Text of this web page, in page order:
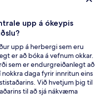
upp á ókeypis
upp á herbergi sem eru
er að bóka á vefnum okkar.
sem er endurgreiðanlegt að
daga fyrir innritun eins
Við hvetjum þig til
til að sjá nákvæma